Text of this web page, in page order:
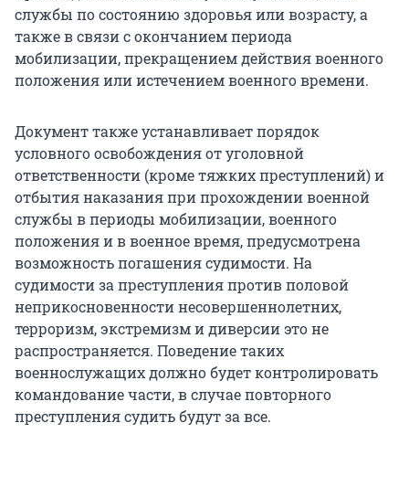
службы по состоянию здоровья или возрасту, а
также в связи с окончанием периода
мобилизации, прекращением действия военного
положения или истечением военного времени.
Документ также устанавливает порядок
условного освобождения от уголовной
ответственности (кроме тяжких преступлений) и
отбытия наказания при прохождении военной
службы в периоды мобилизации, военного
положения и в военное время, предусмотрена
возможность погашения судимости. На
судимости за преступления против половой
неприкосновенности несовершеннолетних,
терроризм, экстремизм и диверсии это не
распространяется. Поведение таких
военнослужащих должно будет контролировать
командование части, в случае повторного
преступления судить будут за все.